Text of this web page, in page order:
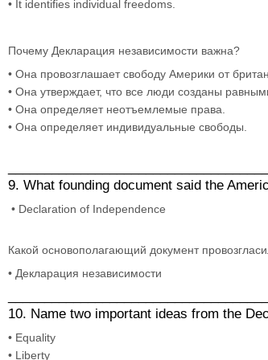
• It identifies individual freedoms.
Почему Декларация независимости важна?
• Она провозглашает свободу Америки от
• Она утверждает, что все люди созданы
• Она определяет неотъемлемые права.
• Она определяет индивидуальные свободы.
9. What founding document said the
• Declaration of Independence
Какой основополагающий документ
• Декларация независимости
10. Name two important ideas from the
• Equality
• Liberty